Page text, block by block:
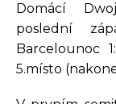
Domácí
poslední
Barcelounoc
5.místo